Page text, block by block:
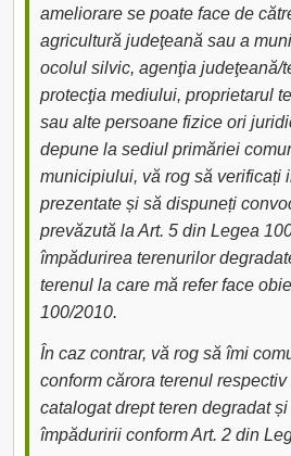
ameliorare se poate face de
agricultură judeţeană sau a
ocolul silvic, agenţia judeţeană/
protecţia mediului, proprietarul
sau alte persoane fizice ori
depune la sediul primăriei
municipiului, vă rog să verificați
prezentate și să dispuneți
prevăzută la Art. 5 din Legea
împădurirea terenurilor
terenul la care mă refer face
100/2010.
În caz contrar, vă rog să îmi
conform cărora terenul
catalogat drept teren degradat
împăduririi conform Art. 2 din